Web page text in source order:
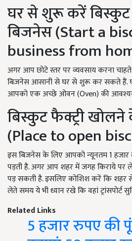
घर से शुरू करें बिस्कुट
बिजनेस (Start a
business from
अगर आप छोटे स्तर पर व्यवसाय करना
बिजनेस आसानी से घर से शुरू कर सकते हैं.
आपको एक अच्छे ओवन (Oven) की
बिस्कुट फैक्ट्री
(Place to open
इस बिजनेस के लिए आपको न्यूनतम 1
पड़ती है. अगर आप शहर में जगह किराये पर
पड़ सकती है. इसलिए कोशिश करें कि शहर
लेते समय ये भी ध्यान रखे कि वहां ट्रांसपोर्ट
Related Links
5 हजार रुपए की